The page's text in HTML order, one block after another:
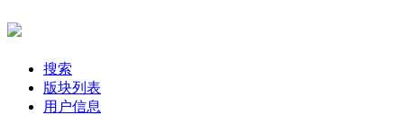
搜索
版块列表
用户信息